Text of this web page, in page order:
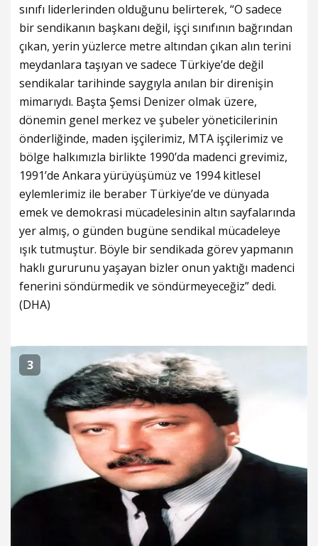
sınıfı liderlerinden olduğunu belirterek, “O sadece
bir sendikanın başkanı değil, işçi sınıfının bağrından
çıkan, yerin yüzlerce metre altından çıkan alın terini
meydanlara taşıyan ve sadece Türkiye’de değil
sendikalar tarihinde saygıyla anılan bir direnişin
mimarıydı. Başta Şemsi Denizer olmak üzere,
dönemin genel merkez ve şubeler yöneticilerinin
önderliğinde, maden işçilerimiz, MTA işçilerimiz ve
bölge halkımızla birlikte 1990’da madenci grevimiz,
1991’de Ankara yürüyüşümüz ve 1994 kitlesel
eylemlerimiz ile beraber Türkiye’de ve dünyada
emek ve demokrasi mücadelesinin altın sayfalarında
yer almış, o günden bugüne sendikal mücadeleye
ışık tutmuştur. Böyle bir sendikada görev yapmanın
haklı gururunu yaşayan bizler onun yaktığı madenci
fenerini söndürmedik ve söndürmeyeceğiz” dedi.
(DHA)
3